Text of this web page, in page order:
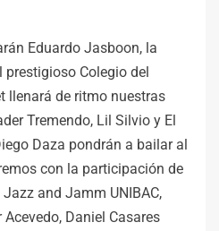
Eduardo Jasboon, la
prestigioso Colegio del
llenará de ritmo nuestras
Tremendo, Lil Silvio y El
Daza pondrán a bailar al
con la participación de
and Jamm UNIBAC,
Daniel Casares